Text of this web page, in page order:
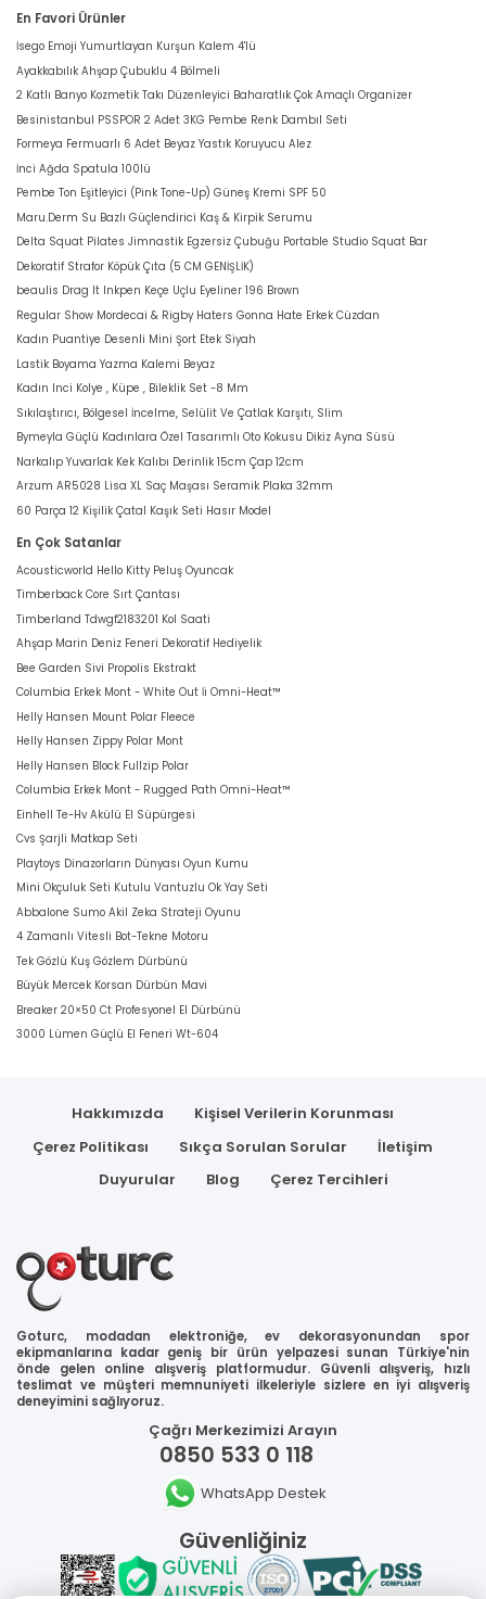
En Favori Ürünler
İsego Emoji Yumurtlayan Kurşun Kalem 4'lü
Ayakkabılık Ahşap Çubuklu 4 Bölmeli
2 Katlı Banyo Kozmetik Takı Düzenleyici Baharatlık Çok Amaçlı Organizer
Besinistanbul PSSPOR 2 Adet 3KG Pembe Renk Dambıl Seti
Formeya Fermuarlı 6 Adet Beyaz Yastık Koruyucu Alez
İnci Ağda Spatula 100lü
Pembe Ton Eşitleyici (Pink Tone-Up) Güneş Kremi SPF 50
Maru.Derm Su Bazlı Güçlendirici Kaş & Kirpik Serumu
Delta Squat Pilates Jimnastik Egzersiz Çubuğu Portable Studio Squat Bar
Dekoratif Strafor Köpük Çıta (5 CM GENİŞLİK)
beaulis Drag It Inkpen Keçe Uçlu Eyeliner 196 Brown
Regular Show Mordecai & Rigby Haters Gonna Hate Erkek Cüzdan
Kadın Puantiye Desenli Mini Şort Etek Siyah
Lastik Boyama Yazma Kalemi Beyaz
Kadın Inci Kolye , Küpe , Bileklik Set -8 Mm
Sıkılaştırıcı, Bölgesel İncelme, Selülit Ve Çatlak Karşıtı, Slim
Bymeyla Güçlü Kadınlara Özel Tasarımlı Oto Kokusu Dikiz Ayna Süsü
Narkalıp Yuvarlak Kek Kalıbı Derinlik 15cm Çap 12cm
Arzum AR5028 Lisa XL Saç Maşası Seramik Plaka 32mm
60 Parça 12 Kişilik Çatal Kaşık Seti Hasır Model
En Çok Satanlar
Acousticworld Hello Kitty Peluş Oyuncak
Timberback Core Sırt Çantası
Timberland Tdwgf2183201 Kol Saati
Ahşap Marin Deniz Feneri Dekoratif Hediyelik
Bee Garden Sivi Propolis Ekstrakt
Columbia Erkek Mont - White Out İi Omni-Heat™
Helly Hansen Mount Polar Fleece
Helly Hansen Zippy Polar Mont
Helly Hansen Block Fullzip Polar
Columbia Erkek Mont - Rugged Path Omni-Heat™
Einhell Te-Hv Akülü El Süpürgesi
Cvs Şarjli Matkap Seti
Playtoys Dinazorların Dünyası Oyun Kumu
Mini Okçuluk Seti Kutulu Vantuzlu Ok Yay Seti
Abbalone Sumo Akil Zeka Strateji Oyunu
4 Zamanlı Vitesli Bot-Tekne Motoru
Tek Gözlü Kuş Gözlem Dürbünü
Büyük Mercek Korsan Dürbün Mavi
Breaker 20×50 Ct Profesyonel El Dürbünü
3000 Lümen Güçlü El Feneri Wt-604
Hakkımızda
Kişisel Verilerin Korunması
Çerez Politikası
Sıkça Sorulan Sorular
İletişim
Duyurular
Blog Çerez Tercihleri
Goturc, modadan elektroniğe, ev dekorasyonundan spor
ekipmanlarına kadar geniş bir ürün yelpazesi sunan Türkiye'nin
önde gelen online alışveriş platformudur. Güvenli alışveriş, hızlı
teslimat ve müşteri memnuniyeti ilkeleriyle sizlere en iyi alışveriş
deneyimini sağlıyoruz.
Çağrı Merkezimizi Arayın
0850 533 0 118
WhatsApp Destek
Güvenliğiniz